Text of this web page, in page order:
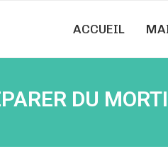
ACCUEIL
DU